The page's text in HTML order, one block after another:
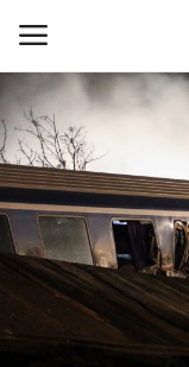
Contact Us
Politique
Business